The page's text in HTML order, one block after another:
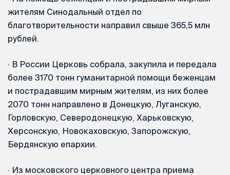
жителям Синодальный отдел по
благотворительности направил свыше 365,5 млн
рублей.
· В России Церковь собрала, закупила и передала
более 3170 тонн гуманитарной помощи беженцам
и пострадавшим мирным жителям, из них более
2070 тонн направлено в Донецкую, Луганскую,
Горловскую, Северодонецкую, Харьковскую,
Херсонскую, Новокаховскую, Запорожскую,
Бердянскую епархии.
· Из московского церковного центра приема